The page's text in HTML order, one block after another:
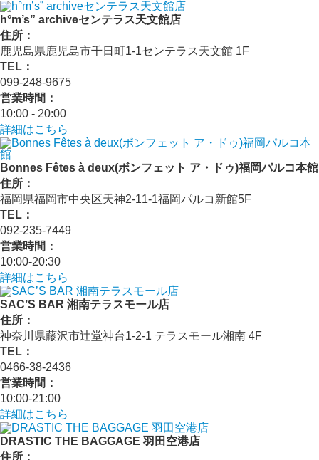
h°m’s” archiveセンテラス天文館店
住所：
鹿児島県鹿児島市千日町1-1センテラス天文館 1F
TEL：
099-248-9675
営業時間：
10:00 ‐ 20:00
詳細はこちら
Bonnes Fêtes à deux(ボンフェット ア・ドゥ)福岡パルコ本館
住所：
福岡県福岡市中央区天神2-11-1福岡パルコ新館5F
TEL：
092-235-7449
営業時間：
10:00-20:30
詳細はこちら
SAC’S BAR 湘南テラスモール店
住所：
神奈川県藤沢市辻堂神台1-2-1 テラスモール湘南 4F
TEL：
0466-38-2436
営業時間：
10:00-21:00
詳細はこちら
DRASTIC THE BAGGAGE 羽田空港店
住所：